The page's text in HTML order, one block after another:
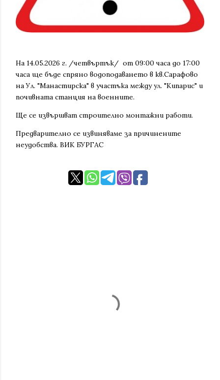
На 14.05.2026 г. /четвъртък/ от 09:00 часа до 17:00
часа ще бъде спряно водоподаването в кв.Сарафово
на Ул. "Манастирска" в участъка между ул. "Кипарис" и
почивната станция на военните.
Ще се извършват строително монтажни работи.
Предварително се извиняваме за причинените
неудобства. ВИК БУРГАС